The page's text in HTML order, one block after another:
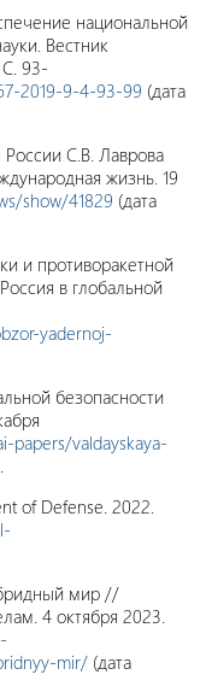
национальной
Вестник
93-
2019-9-4-93-99 (дата
С.В. Лаврова
жизнь. 19
show/41829 (дата
и противоракетной
в глобальной
yadernoj-
безопасности
papers/valdayskaya-
of Defense. 2022.
мир //
4 октября 2023.
mir/ (дата